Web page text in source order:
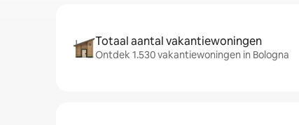
Totaal aantal vakantiewoningen
Ontdek 1.530 vakantiewoningen in Bologna